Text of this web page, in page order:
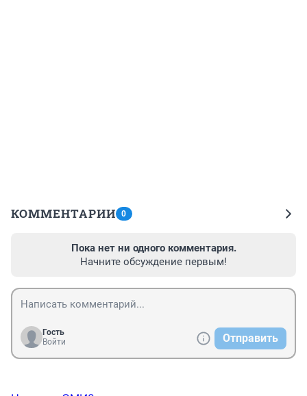
КОММЕНТАРИИ 0
Пока нет ни одного комментария.
Начните обсуждение первым!
Гость
Войти
Отправить